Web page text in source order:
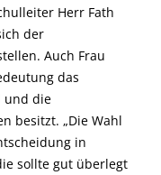
Herr Fath
der
Auch Frau
das
und die
besitzt. „Die Wahl
in
sollte gut überlegt